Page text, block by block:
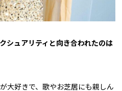
シュアリティと向き合われたのは
大好きで、歌やお芝居にも親しん